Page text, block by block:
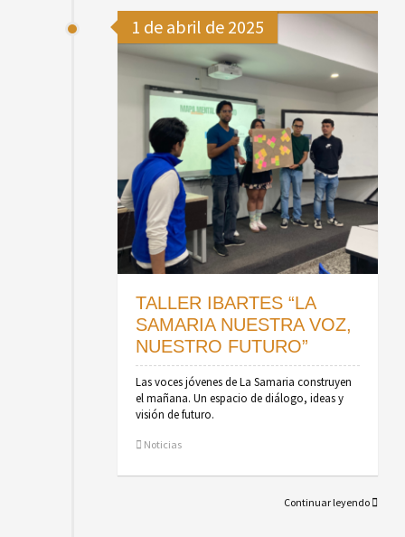
DONAR
Contacto
1 de abril de 2025
TALLER IBARTES “LA
SAMARIA NUESTRA VOZ,
NUESTRO FUTURO”
Las voces jóvenes de La Samaria construyen
el mañana. Un espacio de diálogo, ideas y
visión de futuro.
Noticias
Continuar leyendo